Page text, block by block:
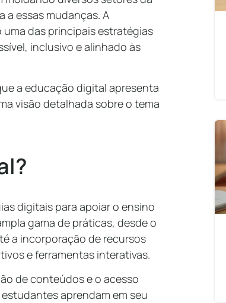
a essas mudanças. A
das principais estratégias
inclusivo e alinhado às
a educação digital apresenta
visão detalhada sobre o tema
digitais para apoiar o ensino
gama de práticas, desde o
a incorporação de recursos
e ferramentas interativas.
de conteúdos e o acesso
aprendam em seu